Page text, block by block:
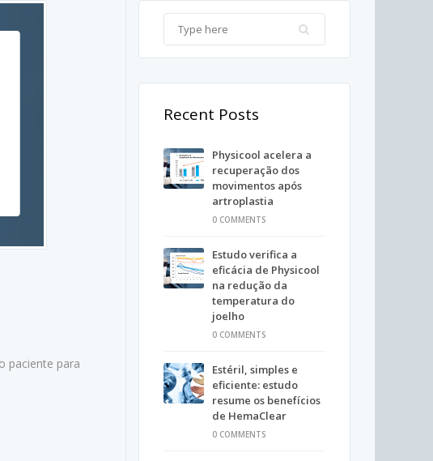
paciente para
Recent Posts
Physicool acelera a
recuperação dos
movimentos após
artroplastia
0 COMMENTS
Estudo verifica a
eficácia de Physicool
na redução da
temperatura do
joelho
0 COMMENTS
Estéril, simples e
eficiente: estudo
resume os benefícios
de HemaClear
0 COMMENTS